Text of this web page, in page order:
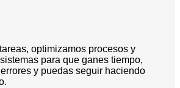
optimizamos procesos y
para que ganes tiempo,
y puedas seguir haciendo